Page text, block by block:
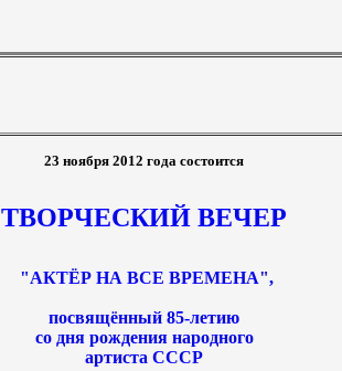
23 ноября 2012 года состоится
ТВОРЧЕСКИЙ ВЕЧЕР
"АКТЁР НА ВСЕ ВРЕМЕНА",
посвящённый 85-летию
со дня рождения народного
артиста СССР